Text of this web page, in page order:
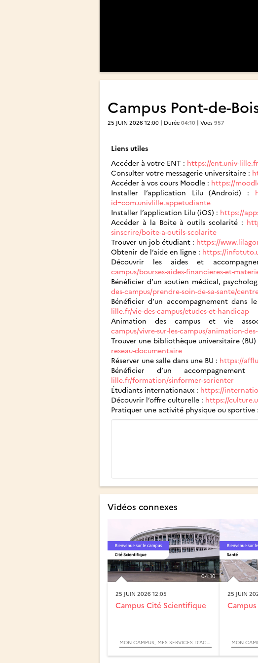
Campus Pont-de-
25 JUIN 2026 12:00 | Durée 04:10 | Vues 957
Liens utiles
Accéder à votre ENT : https://ent.univ-lille.fr
Consulter votre messagerie universitaire :
Accéder à vos cours Moodle : https://
Installer l’application Lilu (Android) :
id=com.univlille.appetudiante
Installer l’application Lilu (iOS) : https://
Accéder à la Boite à outils scolarité :
sinscrire/boite-a-outils-scolarite
Trouver un job étudiant : https://
Obtenir de l’aide en ligne : https://
Découvrir les aides et
campus/bourses-aides-financieres-et-
Bénéficier d’un soutien médical,
des-campus/prendre-soin-de-sa-sante/
Bénéficier d’un accompagnement dans
lille.fr/vie-des-campus/etudes-et-handicap
Animation des campus et vie
campus/vivre-sur-les-campus/animation-
Trouver une bibliothèque universitaire (BU)
reseau-documentaire
Réserver une salle dans une BU : https://
Bénéficier d’un
lille.fr/formation/sinformer-sorienter
Étudiants internationaux : https://
Découvrir l’offre culturelle : https://
Pratiquer une activité physique ou sportive :
Vidéos connexes
04:10
25 JUIN 2026 12:05
Campus Cité Scientifique
MON CAMPUS, MES SERVICES D’ACCOMPAGNEMENT
25 JUIN